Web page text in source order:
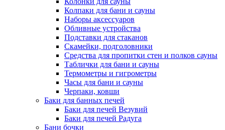
Колпаки для бани и сауны
Наборы аксессуаров
Обливные устройства
Подставки для стаканов
Скамейки, подголовники
Средства для пропитки стен и полков сауны
Таблички для бани и сауны
Термометры и гигрометры
Часы для бани и сауны
Черпаки, ковши
Баки для банных печей
Баки для печей Везувий
Баки для печей Радуга
Бани бочки